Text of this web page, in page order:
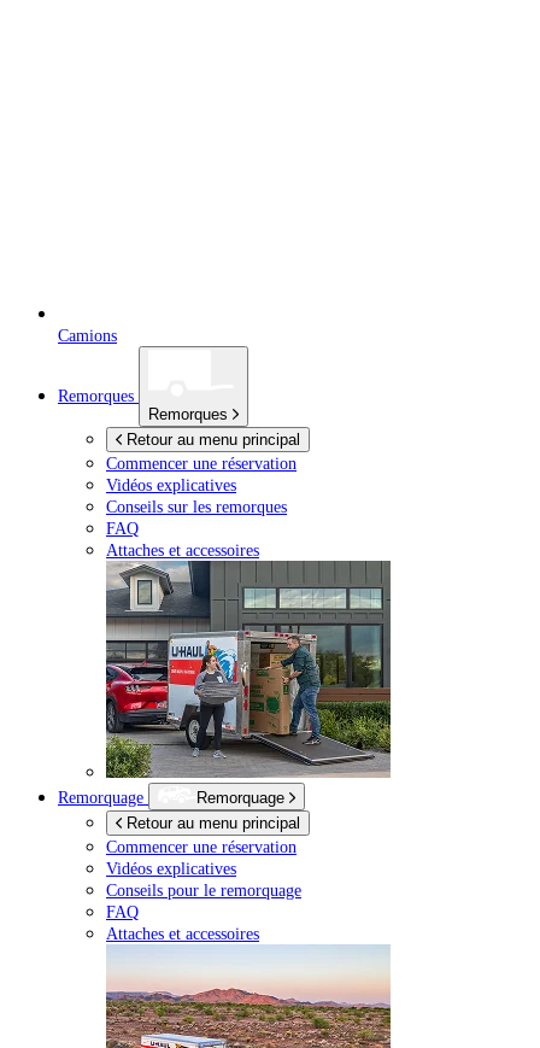
Camions
Remorques
Remorques
Retour au menu principal
Commencer une réservation
Vidéos explicatives
Conseils sur les remorques
FAQ
Attaches et accessoires
Remorquage
Remorquage
Retour au menu principal
Commencer une réservation
Vidéos explicatives
Conseils pour le remorquage
FAQ
Attaches et accessoires